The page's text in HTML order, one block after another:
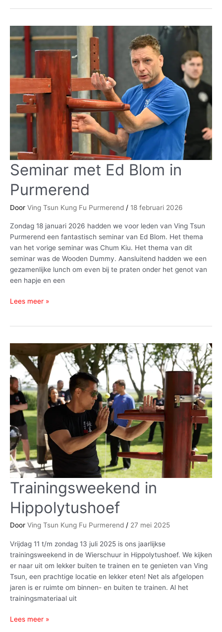
Seminar met Ed Blom in
Purmerend
Door Ving Tsun Kung Fu Purmerend / 18 februari 2026
Zondag 18 januari 2026 hadden we voor leden van Ving Tsun
Purmerend een fantastisch seminar van Ed Blom. Het thema
van het vorige seminar was Chum Kiu. Het thema van dit
seminar was de Wooden Dummy. Aansluitend hadden we een
gezamenlijke lunch om even bij te praten onder het genot van
een hapje en een
Seminar
met
Ed
Blom
in
Lees meer »
Trainingsweekend in
Hippolytushoef
Door Ving Tsun Kung Fu Purmerend / 27 mei 2025
Vrijdag 11 t/m zondag 13 juli 2025 is ons jaarlijkse
trainingsweekend in de Wierschuur in Hippolytushoef. We kijken
er naar uit om lekker buiten te trainen en te genieten van Ving
Tsun, een prachtige locatie en lekker eten! Net als afgelopen
jaren is er ruimte om binnen- en buiten te trainen. Al het
trainingsmateriaal uit
Trainingsweekend
in
Hippolytushoef
Lees meer »